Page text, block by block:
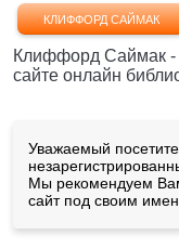
КЛИФФОРД САЙМАК
Клиффорд Саймак -
сайте онлайн
Уважаемый
Мы рекомендуем
сайт под своим